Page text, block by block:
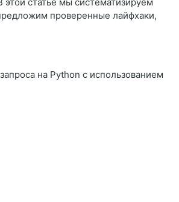
проверенные лайфхаки,
на Python с использованием